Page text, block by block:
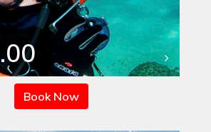
Book Now